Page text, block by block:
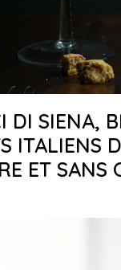
DI SIENA,
ITALIENS
ET SANS